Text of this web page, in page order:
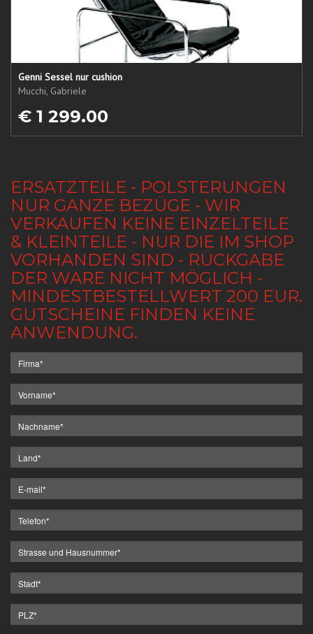
Genni Sessel nur cushion
Mucchi, Gabriele
€ 1 299.00
ERSATZTEILE - POLSTERUNGEN
NUR GANZE BEZÜGE - WIR
VERKAUFEN KEINE EINZELTEILE
& KLEINTEILE - NUR DIE IM SHOP
VORHANDEN SIND - RÜCKGABE
DER WARE NICHT MÖGLICH -
MINDESTBESTELLWERT 200 EUR.
GUTSCHEINE FINDEN KEINE
ANWENDUNG.